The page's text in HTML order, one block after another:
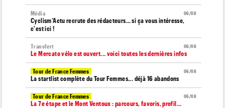
06/08
Média
Cyclism’Actu recrute des rédacteurs… si ça vous intéresse,
c'est ici !
06/08
Transfert
Le Mercato vélo est ouvert... voici toutes les dernières infos
06/08
Tour de France Femmes
La startlist complète du Tour Femmes... déjà 16 abandons
06/08
Tour de France Femmes
La 7e étape et le Mont Ventoux : parcours, favoris, profil…